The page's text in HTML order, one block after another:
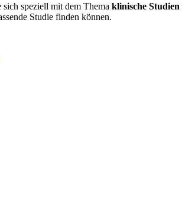
speziell mit dem Thema klinische Studien
Studie finden können.